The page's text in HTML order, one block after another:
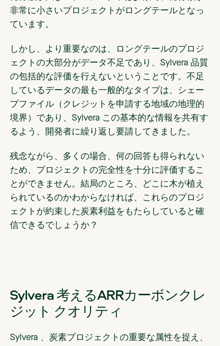
非常に小さいプロジェクトがロングテールとなっ
ています。
しかし、より重要なのは、ロングテールのプロジ
ェクトの大部分がデータ不足であり、Sylvera 品質
の包括的な評価を行えないということです。不足
しているデータの最も一般的なタイプは、シェー
プファイル（クレジットを申請する地域の地理的
境界）であり、Sylvera この基本的な情報を共有す
るよう、開発者に繰り返し要請してきました。
残念ながら、多くの場合、何の回答も得られない
ため、プロジェクトの完全性を十分に評価するこ
とができません。結局のところ、どこに木が植え
られているのかわからなければ、これらのプロジ
ェクトが約束した炭素利益をもたらしていると確
信できるでしょうか？
Sylvera 考えるARRカーボンクレ
ジット クオリティ
Sylvera 、炭素プロジェクトの重要な属性を捉え、